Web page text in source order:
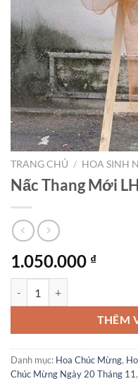
TRANG CHỦ / HOA SINH
Nấc Thang Mới
1.050.000 ₫
THÊM
Danh mục: Hoa Chúc Mừng,
Chúc Mừng Ngày 20 Tháng 11,